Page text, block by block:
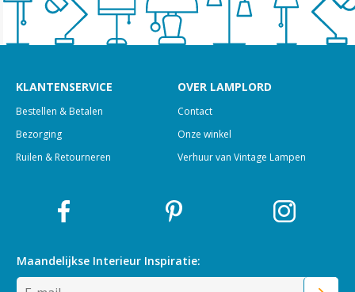
KLANTENSERVICE
Bestellen & Betalen
Bezorging
Ruilen & Retourneren
OVER LAMPLORD
Contact
Onze winkel
Verhuur van Vintage Lampen
Maandelijkse Interieur Inspiratie: